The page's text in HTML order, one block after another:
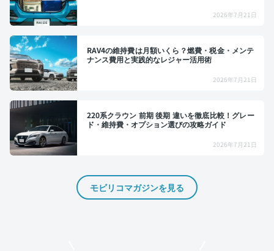
2026年7月21日
RAV4の維持費は月額いくら？燃費・税金・メンテ
ナンス費用と実践的なレジャー活用術
2026年7月21日
220系クラウン 前期 後期 違いを徹底比較！グレー
ド・維持費・オプション選びの攻略ガイド
2026年7月21日
モビリコマガジンを見る